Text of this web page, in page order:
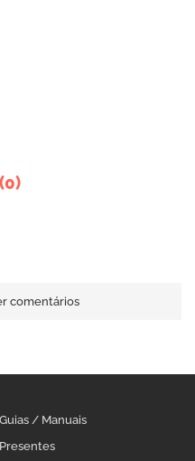
comentários
Guias / Manuais
Presentes